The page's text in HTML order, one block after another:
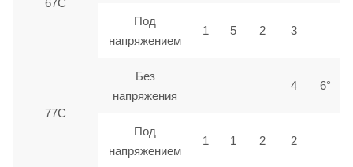
Под
напряжением
1 5 2 3
77С
Без
напряжения
4 6°
Под
напряжением
1 1 2 2